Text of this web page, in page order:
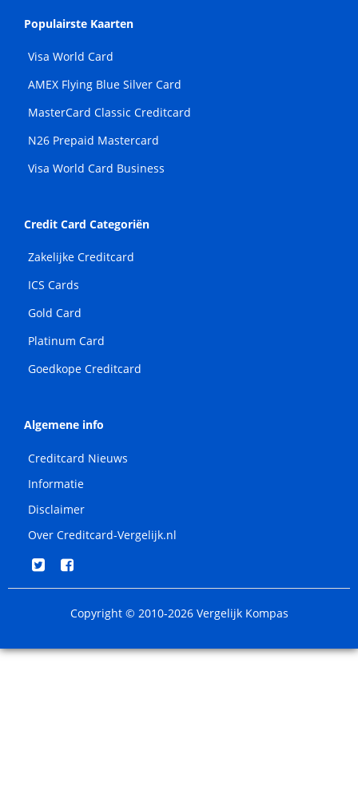
Populairste Kaarten
Visa World Card
AMEX Flying Blue Silver Card
MasterCard Classic Creditcard
N26 Prepaid Mastercard
Visa World Card Business
Credit Card Categoriën
Zakelijke Creditcard
ICS Cards
Gold Card
Platinum Card
Goedkope Creditcard
Algemene info
Creditcard Nieuws
Informatie
Disclaimer
Over Creditcard-Vergelijk.nl
Copyright © 2010-2026 Vergelijk Kompas